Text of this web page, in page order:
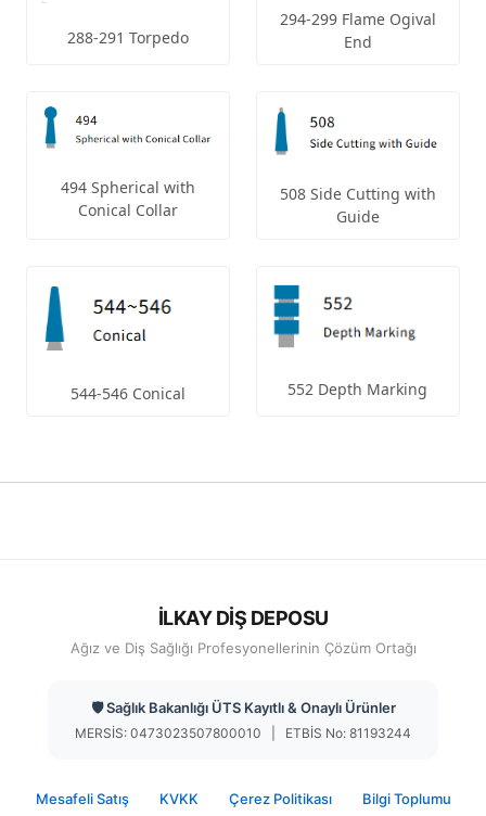
288-291 Torpedo
294-299 Flame Ogival
End
494 Spherical with
Conical Collar
508 Side Cutting with
Guide
544-546 Conical 552 Depth Marking
İLKAY DİŞ DEPOSU
Ağız ve Diş Sağlığı Profesyonellerinin Çözüm Ortağı
🛡️ Sağlık Bakanlığı ÜTS Kayıtlı & Onaylı Ürünler
MERSİS: 0473023507800010 | ETBİS No: 81193244
Mesafeli Satış KVKK Çerez Politikası Bilgi Toplumu